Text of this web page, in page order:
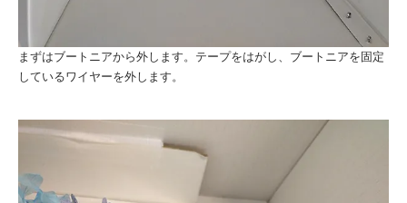
まずはブートニアから外します。テープをはがし、ブートニアを固定
しているワイヤーを外します。